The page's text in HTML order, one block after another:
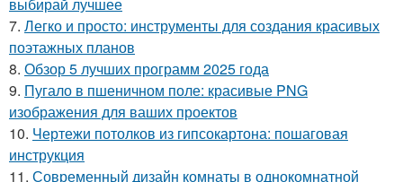
7. Легко и просто: инструменты для создания красивых
поэтажных планов
8. Обзор 5 лучших программ 2025 года
9. Пугало в пшеничном поле: красивые PNG
изображения для ваших проектов
10. Чертежи потолков из гипсокартона: пошаговая
инструкция
11. Современный дизайн комнаты в однокомнатной